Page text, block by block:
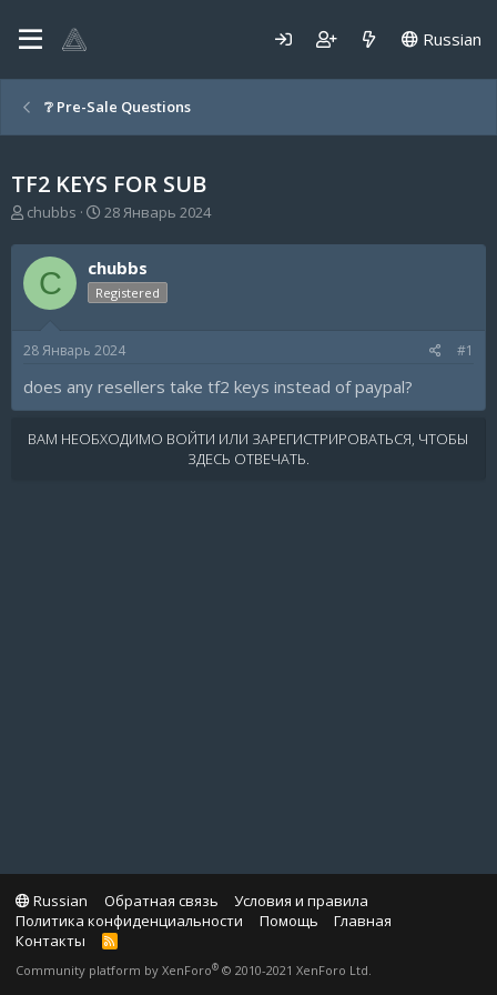
Russian
❔ Pre-Sale Questions
TF2 KEYS FOR SUB
А
т
о
р
т
м
chubbs
Д
т
а
н
а
а
28 Январь 2024
C chubbs
Registered
28 Январь 2024 #1
does any resellers take tf2 keys instead of paypal?
ВАМ НЕОБХОДИМО ВОЙТИ ИЛИ ЗАРЕГИСТРИРОВАТЬСЯ, ЧТОБЫ
ЗДЕСЬ ОТВЕЧАТЬ.
Russian Обратная связь
Условия и правила
Политика конфиденциальности
Помощь
Главная
Контакты
R
S
Community platform by XenForo® © 2010-2021 XenForo Ltd.